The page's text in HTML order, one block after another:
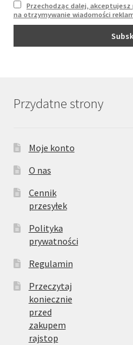
Przechodząc dalej,
na otrzymywanie wiadomości
Przydatne strony
Moje konto
O nas
Cennik
przesyłek
Polityka
prywatności
Regulamin
Przeczytaj
koniecznie
przed
zakupem
rajstop